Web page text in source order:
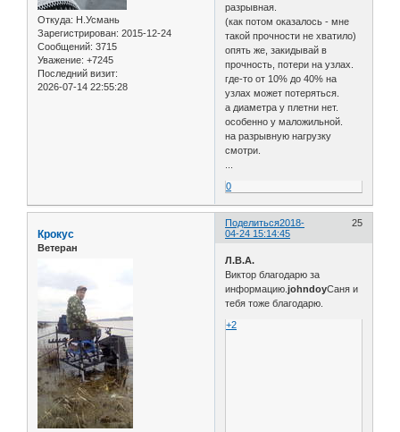
Откуда: Н.Усмань
Зарегистрирован: 2015-12-24
Сообщений: 3715
Уважение: +7245
Последний визит:
2026-07-14 22:55:28
разрывная.
(как потом оказалось - мне
такой прочности не хватило)
опять же, закидывай в
прочность, потери на узлах.
где-то от 10% до 40% на
узлах может потеряться.
а диаметра у плетни нет.
особенно у маложильной.
на разрывную нагрузку
смотри.
0
Поделиться 25
2018-
04-24 15:14:45
Крокус
Ветеран
Л.В.А.
Виктор благодарю за
информацию.johndoyСаня и
тебя тоже благодарю.
+2